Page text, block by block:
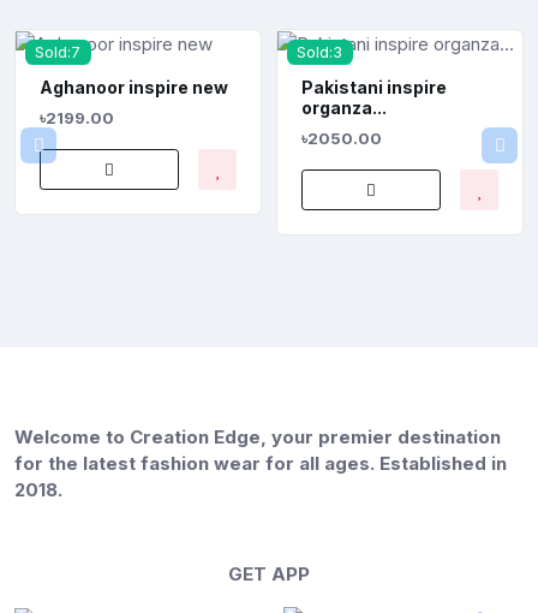
Sold:7
Aghanoor inspire new
৳2199.00
Sold:3
Pakistani inspire
organza...
৳2050.00
Welcome to Creation Edge, your premier destination
for the latest fashion wear for all ages. Established in
2018.
GET APP